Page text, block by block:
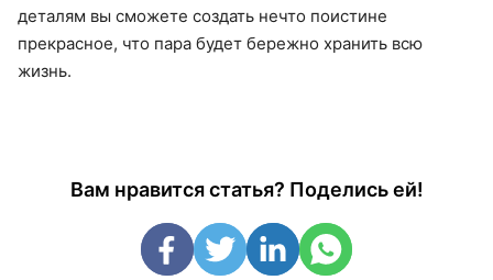
деталям вы сможете создать нечто поистине
прекрасное, что пара будет бережно хранить всю
жизнь.
Вам нравится статья? Поделись ей!